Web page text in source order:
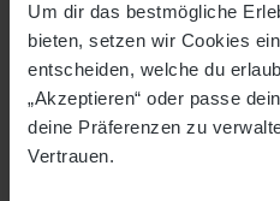
Um dir das bestmögliche
bieten, setzen wir Cookies
entscheiden, welche du
„Akzeptieren“ oder passe
deine Präferenzen zu
Vertrauen.
26,50 €*